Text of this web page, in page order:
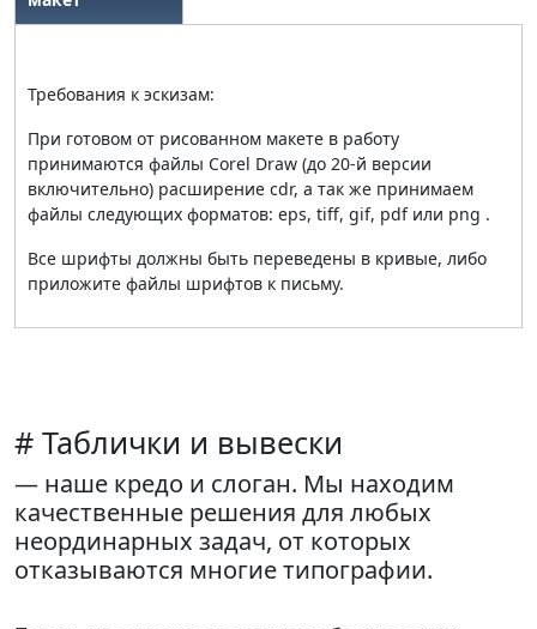
Требования к эскизам:
При готовом от рисованном макете в работу
принимаются файлы Corel Draw (до 20-й версии
включительно) расширение cdr, а так же принимаем
файлы следующих форматов: eps, tiff, gif, pdf или png .
Все шрифты должны быть переведены в кривые, либо
приложите файлы шрифтов к письму.
# Таблички и вывески
— наше кредо и слоган. Мы находим
качественные решения для любых
неординарных задач, от которых
отказываются многие типографии.